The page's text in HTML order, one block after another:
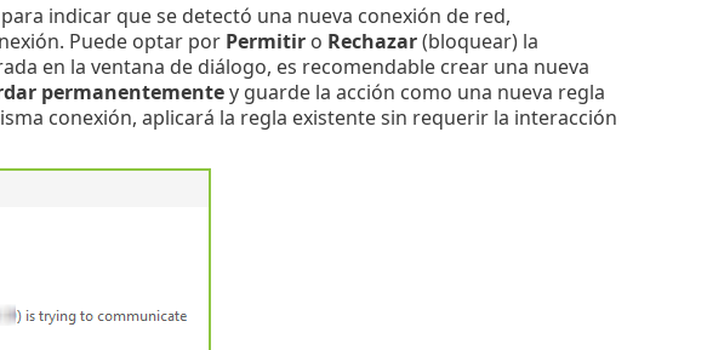
indicar que se detectó una nueva conexión de red,
Puede optar por Permitiro Rechazar(bloquear) la
en la ventana de diálogo, es recomendable crear una nueva
permanentementey guarde la acción como una nueva regla
conexión, aplicará la regla existente sin requerir la interacción